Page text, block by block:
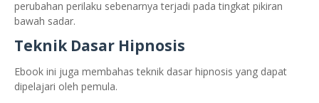
perubahan perilaku sebenarnya terjadi pada tingkat pikiran
bawah sadar.
Teknik Dasar Hipnosis
Ebook ini juga membahas teknik dasar hipnosis yang dapat
dipelajari oleh pemula.